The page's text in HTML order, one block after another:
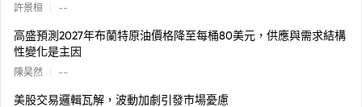
許景桓 --
高盛預測2027年布蘭特原油價格降至每桶80美元，供應與需求結構
性變化是主因
陳昊然 --
美股交易邏輯瓦解，波動加劇引發市場憂慮